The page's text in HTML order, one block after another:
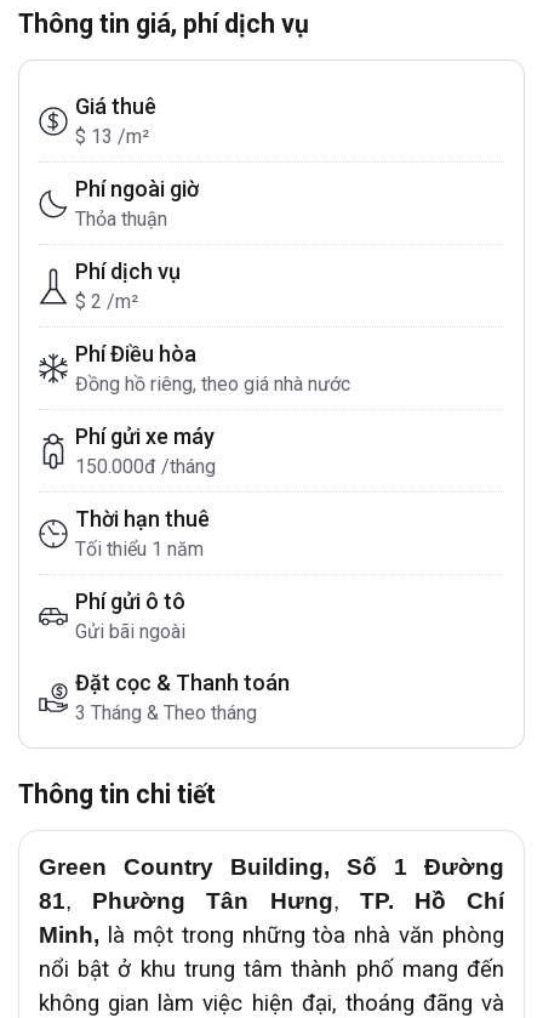
Thông tin giá, phí dịch vụ
Giá thuê
$ 13 /m²
Phí ngoài giờ
Thỏa thuận
Phí dịch vụ
$ 2 /m²
Phí Điều hòa
Đồng hồ riêng, theo giá nhà nước
Phí gửi xe máy
150.000đ /tháng
Thời hạn thuê
Tối thiểu 1 năm
Phí gửi ô tô
Gửi bãi ngoài
Đặt cọc & Thanh toán
3 Tháng & Theo tháng
Thông tin chi tiết
Green Country Building, Số 1 Đường
81, Phường Tân Hưng, TP. Hồ Chí
Minh,
là một trong những tòa nhà văn phòng
nổi bật ở khu trung tâm thành phố mang đến
không gian làm việc hiện đại, thoáng đãng và